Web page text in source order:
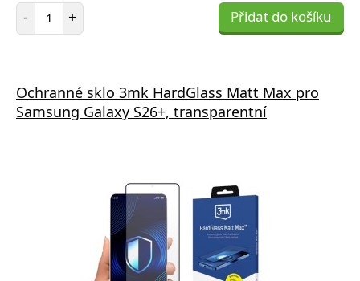
- Počet položek
+ Přidat do košíku
Ochranné sklo 3mk HardGlass Matt Max pro
Samsung Galaxy S26+, transparentní